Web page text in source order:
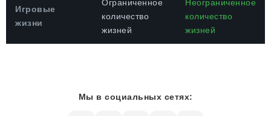
Игровые
жизни
Ограниченное
количество
жизней
Неограниченное
количество
жизней
Мы в социальных сетях: